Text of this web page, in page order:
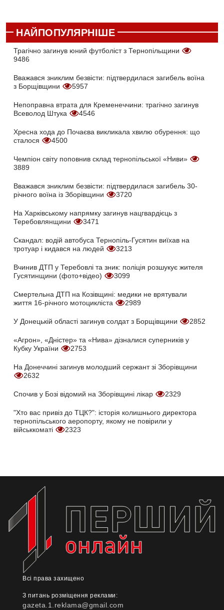
НАЙПОПУЛЯРНІШЕ
Трагічно загинув юний футболіст з Тернопільщини
9486
Вважався зниклим безвісти: підтвердилася загибель воїна
з Борщівщини
5957
Непоправна втрата для Кременеччини: трагічно загинув
Всеволод Штука
4546
Хресна хода до Почаєва викликала хвилю обурення: що
сталося
4500
Чемпіон світу поповнив склад тернопільської «Ниви»
3889
Вважався зниклим безвісти: підтвердилася загибель 30-
річного воїна із Зборівщини
3720
На Харківському напрямку загинув нацгвардієць з
Теребовлянщини
3471
Скандал: водій автобуса Тернопіль-Гусятин виїхав на
тротуар і кидався на людей
3213
Вчинив ДТП у Теребовлі та зник: поліція розшукує жителя
Гусятинщини (фото+відео)
3099
Смертельна ДТП на Козівщині: медики не врятували
життя 16-річного мотоцикліста
2989
У Донецькій області загинув солдат з Борщівщини 2852
«Агрон», «Дністер» та «Нива» дізналися суперників у
Кубку України
2753
На Донеччині загинув молодший сержант зі Зборівщини
2632
Спочив у Бозі відомий на Зборівщині лікар 2329
"Хто вас привіз до ТЦК?": історія колишнього директора
тернопільського аеропорту, якому не повірили у
військкоматі
2323
Всі права захищено
З питань розміщення реклами:
gazeta.1.reklama@gmail.com